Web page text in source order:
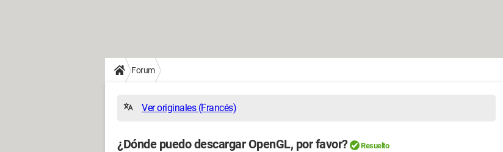
Forum
Ver originales (Francés)
¿Dónde puedo descargar OpenGL, por favor? Resuelto